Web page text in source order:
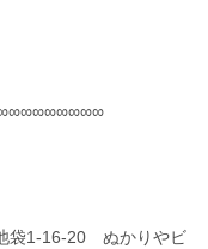
袋1-16-20 ぬかりやビ